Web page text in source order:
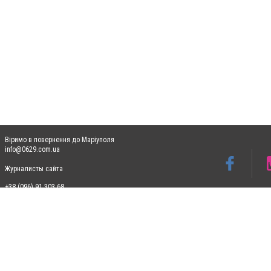
Віримо в повернення до Маріуполя
info@0629.com.ua
Журналисты сайта
+38 (096) 91 303 68